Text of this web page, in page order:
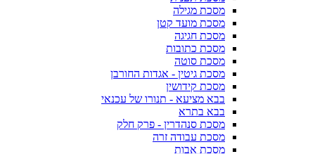
מסכת מגילה
מסכת מועד קטן
מסכת חגיגה
מסכת כתובות
מסכת סוטה
מסכת גיטין - אגדות החורבן
מסכת קידושין
בבא מציעא - תנורו של עכנאי
בבא בתרא
מסכת סנהדרין - פרק חלק
מסכת עבודה זרה
מסכת אבות